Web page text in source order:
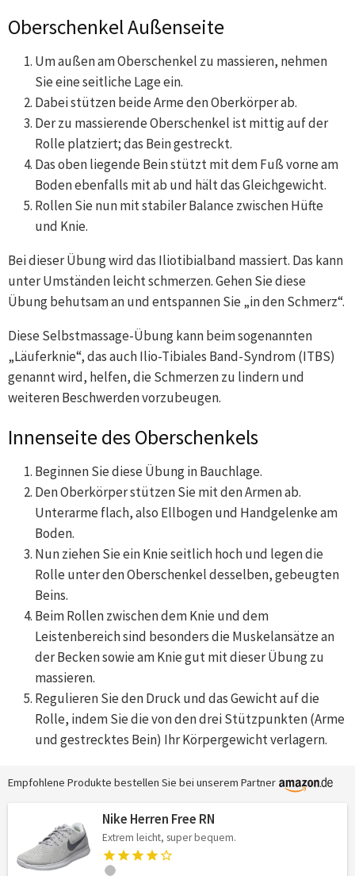
Oberschenkel Außenseite
Um außen am Oberschenkel zu massieren, nehmen
Sie eine seitliche Lage ein.
Dabei stützen beide Arme den Oberkörper ab.
Der zu massierende Oberschenkel ist mittig auf der
Rolle platziert; das Bein gestreckt.
Das oben liegende Bein stützt mit dem Fuß vorne am
Boden ebenfalls mit ab und hält das Gleichgewicht.
Rollen Sie nun mit stabiler Balance zwischen Hüfte
und Knie.
Bei dieser Übung wird das Iliotibialband massiert. Das kann
unter Umständen leicht schmerzen. Gehen Sie diese
Übung behutsam an und entspannen Sie „in den Schmerz“.
Diese Selbstmassage-Übung kann beim sogenannten
„Läuferknie“, das auch Ilio-Tibiales Band-Syndrom (ITBS)
genannt wird, helfen, die Schmerzen zu lindern und
weiteren Beschwerden vorzubeugen.
Innenseite des Oberschenkels
Beginnen Sie diese Übung in Bauchlage.
Den Oberkörper stützen Sie mit den Armen ab.
Unterarme flach, also Ellbogen und Handgelenke am
Boden.
Nun ziehen Sie ein Knie seitlich hoch und legen die
Rolle unter den Oberschenkel desselben, gebeugten
Beins.
Beim Rollen zwischen dem Knie und dem
Leistenbereich sind besonders die Muskelansätze an
der Becken sowie am Knie gut mit dieser Übung zu
massieren.
Regulieren Sie den Druck und das Gewicht auf die
Rolle, indem Sie die von den drei Stützpunkten (Arme
und gestrecktes Bein) Ihr Körpergewicht verlagern.
Empfohlene Produkte bestellen Sie bei unserem Partner
Nike Herren Free RN
Extrem leicht, super bequem.